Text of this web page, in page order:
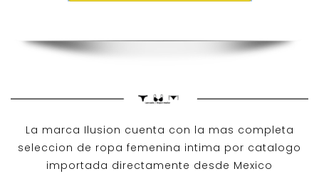
La marca Ilusion cuenta con la mas completa
seleccion de ropa femenina intima por catalogo
importada directamente desde Mexico